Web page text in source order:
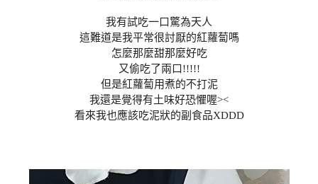
我有試吃一口驚為天人
這難道是我平常很討厭的紅蘿蔔嗎
怎麼那麼甜那麼好吃
又偷吃了兩口!!!!!
但是紅蘿蔔用煮的不打泥
我還是覺得有土味好恐懼喔><
看來我也應該吃泥狀的副食品XDDD